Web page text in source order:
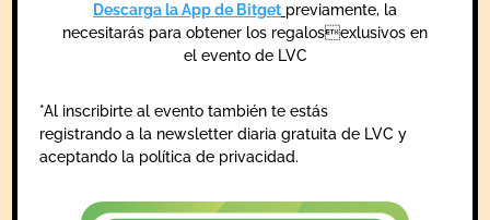
Descarga la App de Bitget previamente, la
necesitarás para obtener los regalosexlusivos en
el evento de LVC
*Al inscribirte al evento también te estás
registrando a la newsletter diaria gratuita de LVC y
aceptando la política de privacidad.